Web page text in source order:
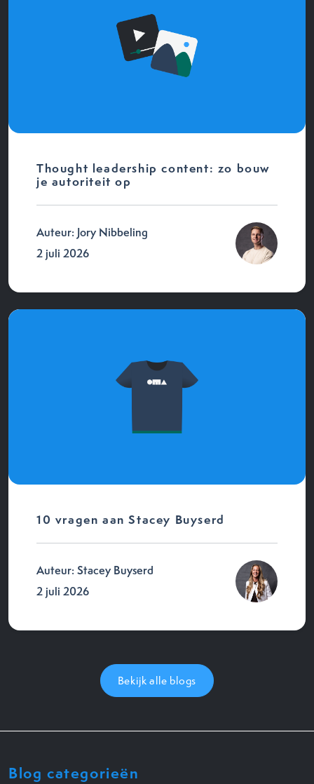
Thought leadership content: zo bouw
je autoriteit op
Auteur: Jory Nibbeling
2 juli 2026
10 vragen aan Stacey Buyserd
Auteur: Stacey Buyserd
2 juli 2026
Bekijk alle blogs
Blog categorieën